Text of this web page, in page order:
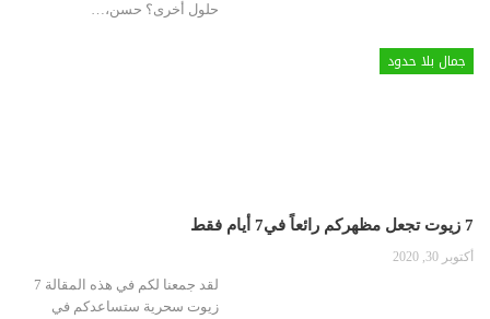
حلول أخرى؟ حسن،…
جمال بلا حدود
7 زيوت تجعل مظهركم رائعاً في7 أيام فقط
أكتوبر 30, 2020
لقد جمعنا لكم في هذه المقالة 7
زيوت سحرية ستساعدكم في